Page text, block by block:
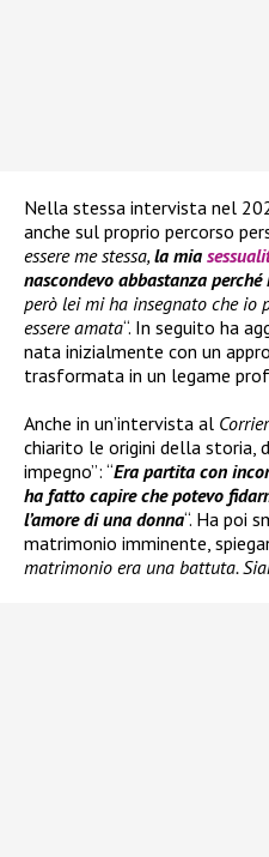
Nella stessa intervista nel
anche sul proprio percorso
essere me stessa, la mia
nascondevo abbastanza
però lei mi ha insegnato che io
essere amata“. In seguito ha
nata inizialmente con un
trasformata in un legame
Anche in un’intervista al
chiarito le origini della storia,
impegno”: “Era partita con
ha fatto capire che potevo
l’amore di una donna“. Ha poi
matrimonio imminente,
matrimonio era una battuta.